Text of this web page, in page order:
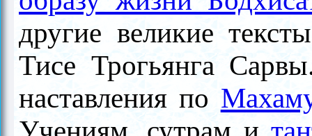
другие великие
Тисе Трогьянга
наставления по